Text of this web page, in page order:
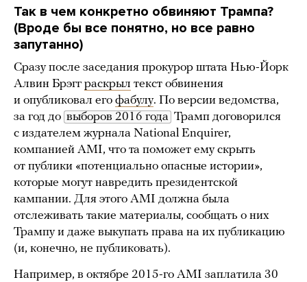
Так в чем конкретно обвиняют Трампа?
(Вроде бы все понятно, но все равно
запутанно)
Сразу после заседания прокурор штата Нью-Йорк
Алвин Брэгграскрыл текст обвинения
и опубликовал его фабулу. По версии ведомства,
за год до выборов 2016 года Трамп договорился
с издателем журнала National Enquirer,
компанией AMI, что та поможет ему скрыть
от публики «потенциально опасные истории»,
которые могут навредить президентской
кампании. Для этого AMI должна была
отслеживать такие материалы, сообщать о них
Трампу и даже выкупать права на их публикацию
(и, конечно, не публиковать).
Например, в октябре 2015-го AMI заплатила 30